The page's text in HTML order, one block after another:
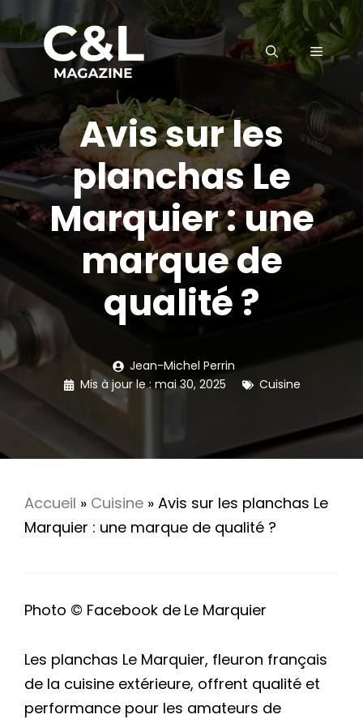
Aller
contenu
MENU
Avis sur les
planchas Le
Marquier : une
marque de
qualité ?
Jean-Michel Perrin
Mis à jour le :mai 30, 2025 Cuisine
Accueil » Cuisine » Avis sur les planchas Le
Marquier : une marque de qualité ?
Photo © Facebook de Le Marquier
Les planchas Le Marquier, fleuron français
de la cuisine extérieure, offrent qualité et
performance pour les amateurs de